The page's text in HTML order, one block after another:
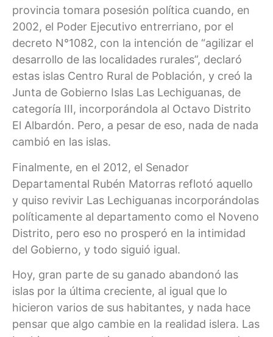
provincia tomara posesión política cuando, en
2002, el Poder Ejecutivo entrerriano, por el
decreto N°1082, con la intención de “agilizar el
desarrollo de las localidades rurales”, declaró
estas islas Centro Rural de Población, y creó la
Junta de Gobierno Islas Las Lechiguanas, de
categoría III, incorporándola al Octavo Distrito
El Albardón. Pero, a pesar de eso, nada de nada
cambió en las islas.
Finalmente, en el 2012, el Senador
Departamental Rubén Matorras reflotó aquello
y quiso revivir Las Lechiguanas incorporándolas
políticamente al departamento como el Noveno
Distrito, pero eso no prosperó en la intimidad
del Gobierno, y todo siguió igual.
Hoy, gran parte de su ganado abandonó las
islas por la última creciente, al igual que lo
hicieron varios de sus habitantes, y nada hace
pensar que algo cambie en la realidad islera. Las